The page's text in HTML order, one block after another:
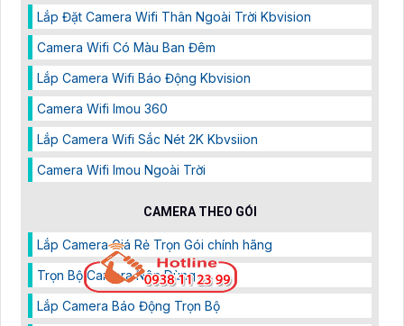
Lắp Đặt Camera Wifi Thân Ngoài Trời Kbvision
Camera Wifi Có Màu Ban Đêm
Lắp Camera Wifi Báo Động Kbvision
Camera Wifi Imou 360
Lắp Camera Wifi Sắc Nét 2K Kbvsiion
Camera Wifi Imou Ngoài Trời
CAMERA THEO GÓI
Lắp Camera Giá Rẻ Trọn Gói chính hãng
Trọn Bộ Camera Nên Dùng
Lắp Camera Báo Động Trọn Bộ